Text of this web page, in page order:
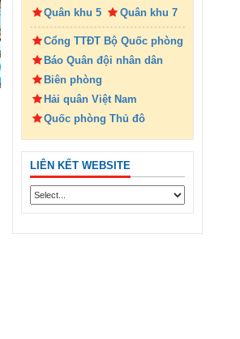
Quân khu 5
Quân khu 7
Cổng TTĐT Bộ Quốc phòng
Báo Quân đội nhân dân
Biên phòng
Hải quân Việt Nam
Quốc phòng Thủ đô
LIÊN KẾT WEBSITE